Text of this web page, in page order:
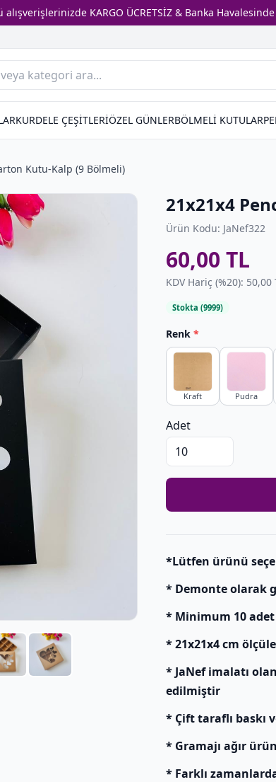
alışverişlerinizde KARGO ÜCRETSİZ & Banka
KURDELE ÇEŞİTLERİÖZEL GÜNLERBÖLMELİ KUTULAR
Kutu-Kalp (9 Bölmeli)
21x21x4
Ürün Kodu: JaNef322
60,00 TL
KDV Hariç (%20): 50,00
Stokta (9999)
Renk *
Kraft Pudra
Adet
*Lütfen ürünü
* Demonte olarak
* Minimum 10 adet
* 21x21x4 cm
* JaNef imalatı
edilmiştir
* Çift taraflı baskı
* Gramajı ağır
* Farklı